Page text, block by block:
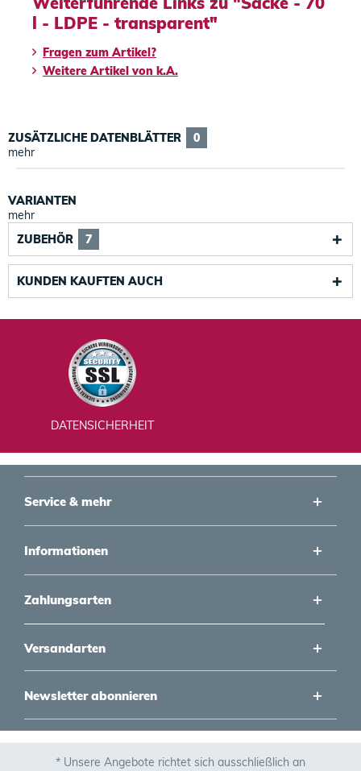
l - LDPE - transparent"
Fragen zum Artikel?
Weitere Artikel von k.A.
ZUSÄTZLICHE DATENBLÄTTER
0
mehr
VARIANTEN
mehr
ZUBEHÖR
7
KUNDEN KAUFTEN AUCH
DATENSICHERHEIT
Service & mehr
Informationen
Zahlungsarten
Versandarten
Newsletter abonnieren
* Unsere Angebote richtet sich ausschließlich an